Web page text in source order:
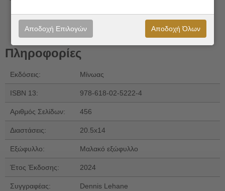
Πληροφορίες
Εκδόσεις: Μίνωας
ISBN 13: 978-618-02-5222-4
Αριθμός Σελίδων: 456
Διαστάσεις: 20.5x14
Εξώφυλλο: Μαλακό εξώφυλλο
Έτος Έκδοσης: 2024
Συγγραφέας: Dennis Lehane
Αποδοχή Επιλογών Αποδοχή Όλων